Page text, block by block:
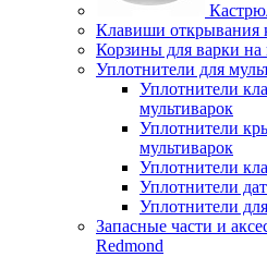
Клавиши открывания
Корзины для варки на
Уплотнители для
Уплотнители
мультиварок
Уплотнители
мультиварок
Уплотнители
Уплотнители
Уплотнители
Запасные части и
Redmond